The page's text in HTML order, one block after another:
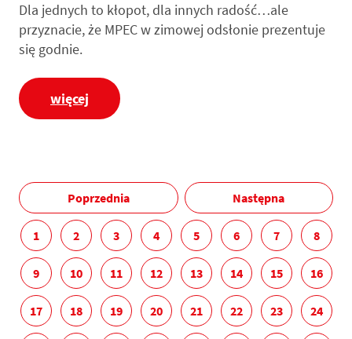
Dla jednych to kłopot, dla innych radość…ale
przyznacie, że MPEC w zimowej odsłonie prezentuje
się godnie.
więcej
Poprzednia Następna
1 2 3 4 5 6 7 8
9 10 11 12 13 14 15 16
17 18 19 20 21 22 23 24